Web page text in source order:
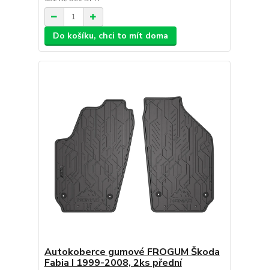
Do košíku, chci to mít doma
Autokoberce gumové FROGUM Škoda
Fabia I 1999-2008, 2ks přední